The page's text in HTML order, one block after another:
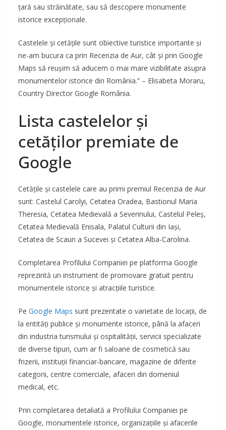
țară sau străinătate, sau să descopere monumente
istorice excepționale.
Castelele și cetățile sunt obiective turistice importante și
ne-am bucura ca prin Recenzia de Aur, cât și prin Google
Maps să reușim să aducem o mai mare vizibilitate asupra
monumentelor istorice din România.” – Elisabeta Moraru,
Country Director Google România.
Lista castelelor și
cetăților premiate de
Google
Cetățile și castelele care au primi premiul Recenzia de Aur
sunt: Castelul Carolyi, Cetatea Oradea, Bastionul Maria
Theresia, Cetatea Medievală a Severinului, Castelul Peleș,
Cetatea Medievală Enisala, Palatul Culturii din Iași,
Cetatea de Scaun a Sucevei și Cetatea Alba-Carolina.
Completarea Profilului Companiei pe platforma Google
reprezintă un instrument de promovare gratuit pentru
monumentele istorice și atracțiile turistice.
Pe Google Maps sunt prezentate o varietate de locații, de
la entități publice și monumente istorice, până la afaceri
din industria turismului și ospitalității, servicii specializate
de diverse tipuri, cum ar fi saloane de cosmetică sau
frizerii, instituții financiar-bancare, magazine de diferite
categorii, centre comerciale, afaceri din domeniul
medical, etc.
Prin completarea detaliată a Profilului Companiei pe
Google, monumentele istorice, organizațiile și afacerile